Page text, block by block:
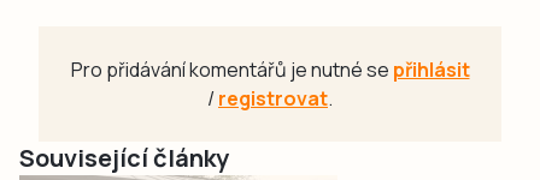
Pro přidávání komentářů je nutné se přihlásit
/registrovat.
Související články